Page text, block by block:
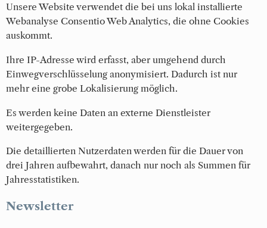
Unsere Website verwendet die bei uns lokal installierte
Webanalyse Consentio Web Analytics, die ohne Cookies
auskommt.
Ihre IP-Adresse wird erfasst, aber umgehend durch
Einwegverschlüsselung anonymisiert. Dadurch ist nur
mehr eine grobe Lokalisierung möglich.
Es werden keine Daten an externe Dienstleister
weitergegeben.
Die detaillierten Nutzerdaten werden für die Dauer von
drei Jahren aufbewahrt, danach nur noch als Summen für
Jahresstatistiken.
Newsletter